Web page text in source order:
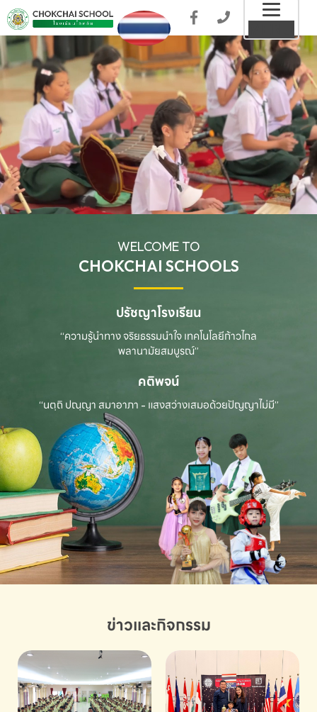
WELCOME TO
CHOKCHAI SCHOOLS
ปรัชญาโรงเรียน
“ความรู้นำทาง จริยธรรมนำใจ เทคโนโลยีก้าวไกล
พลานามัยสมบูรณ์”
คติพจน์
“นตฺถิ ปณฺญา สมาอาภา - แสงสว่างเสมอด้วยปัญญาไม่มี”
ข่าวและกิจกรรม